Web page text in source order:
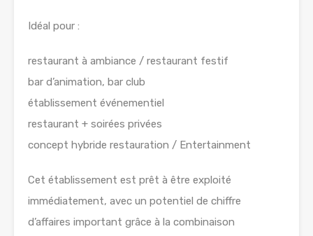
Idéal pour :
restaurant à ambiance / restaurant festif
bar d’animation, bar club
établissement événementiel
restaurant + soirées privées
concept hybride restauration / Entertainment
Cet établissement est prêt à être exploité
immédiatement, avec un potentiel de chiffre
d’affaires important grâce à la combinaison